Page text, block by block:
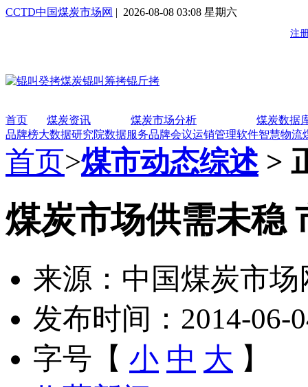
CCTD中国煤炭市场网 | 2026-08-08 03:08 星期六
首页 煤炭资讯 煤炭市场分析
煤炭数据
品牌榜大数据研究院数据服务品牌会议运销管理软件智慧物流
首页>煤市动态综述>
煤炭市场供需未稳
来源：中国煤炭市场
发布时间：2014-06-
字号【 小 中 大 】